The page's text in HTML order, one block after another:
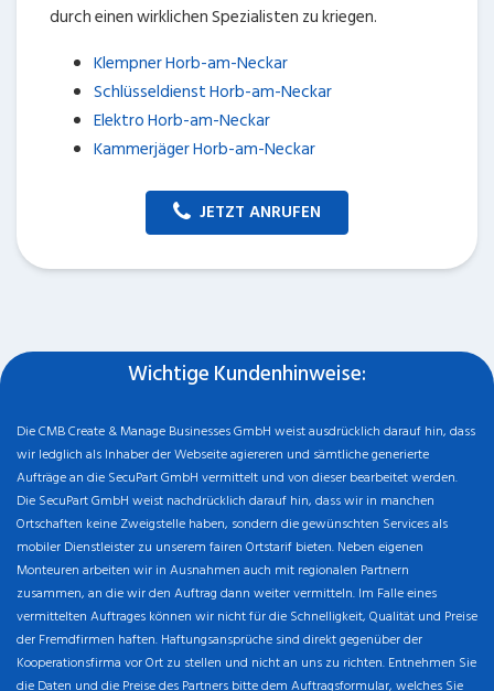
durch einen wirklichen Spezialisten zu kriegen.
Klempner Horb-am-Neckar
Schlüsseldienst Horb-am-Neckar
Elektro Horb-am-Neckar
Kammerjäger Horb-am-Neckar
JETZT ANRUFEN
Wichtige Kundenhinweise:
Die CMB Create & Manage Businesses GmbH weist ausdrücklich darauf hin, dass
wir ledglich als Inhaber der Webseite agiereren und sämtliche generierte
Aufträge an die SecuPart GmbH vermittelt und von dieser bearbeitet werden.
Die SecuPart GmbH weist nachdrücklich darauf hin, dass wir in manchen
Ortschaften keine Zweigstelle haben, sondern die gewünschten Services als
mobiler Dienstleister zu unserem fairen Ortstarif bieten. Neben eigenen
Monteuren arbeiten wir in Ausnahmen auch mit regionalen Partnern
zusammen, an die wir den Auftrag dann weiter vermitteln. Im Falle eines
vermittelten Auftrages können wir nicht für die Schnelligkeit, Qualität und Preise
der Fremdfirmen haften. Haftungsansprüche sind direkt gegenüber der
Kooperationsfirma vor Ort zu stellen und nicht an uns zu richten. Entnehmen Sie
die Daten und die Preise des Partners bitte dem Auftragsformular, welches Sie